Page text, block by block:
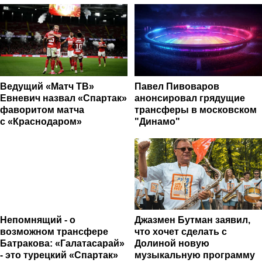
Ведущий «Матч ТВ»
Евневич назвал «Спартак»
фаворитом матча
с «Краснодаром»
Павел Пивоваров
анонсировал грядущие
трансферы в московском
"Динамо"
Непомнящий - о
возможном трансфере
Батракова: «Галатасарай»
- это турецкий «Спартак»
Джазмен Бутман заявил,
что хочет сделать с
Долиной новую
музыкальную программу